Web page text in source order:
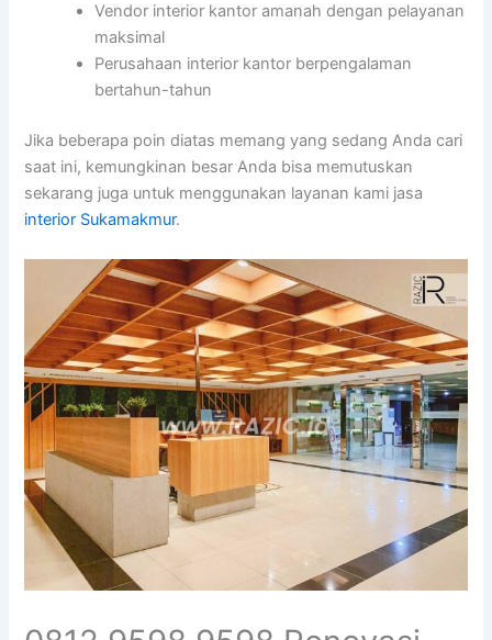
Vendor interior kantor amanah dengan pelayanan
maksimal
Perusahaan interior kantor berpengalaman
bertahun-tahun
Jika beberapa poin diatas memang yang sedang Anda cari
saat ini, kemungkinan besar Anda bisa memutuskan
sekarang juga untuk menggunakan layanan kami jasa
interior Sukamakmur.